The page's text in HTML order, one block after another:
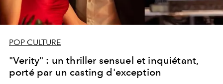
POP CULTURE
"Verity" : un thriller sensuel et inquiétant,
porté par un casting d'exception